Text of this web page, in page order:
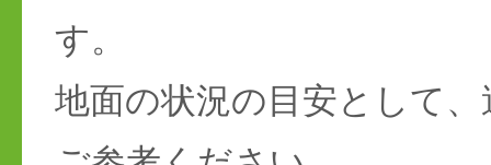
す。
地面の状況の目安として